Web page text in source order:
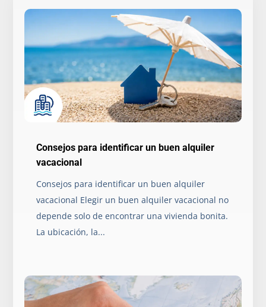
Consejos para identificar un buen alquiler
vacacional
Consejos para identificar un buen alquiler
vacacional Elegir un buen alquiler vacacional no
depende solo de encontrar una vivienda bonita.
La ubicación, la...